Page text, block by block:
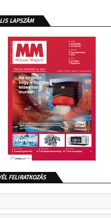
LAPSZÁM
FELIRATKOZÁS